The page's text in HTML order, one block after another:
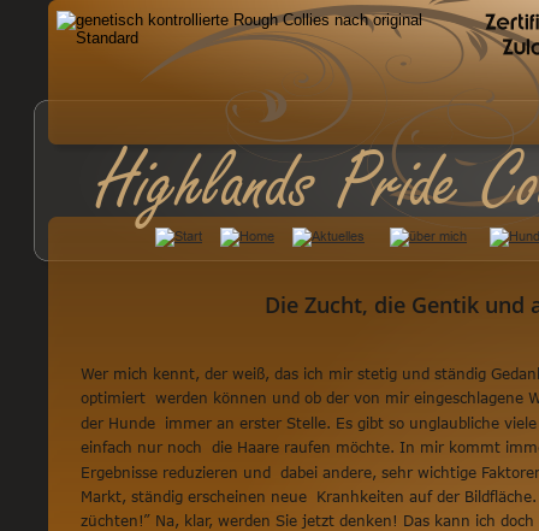
Wer mich kennt, der weiß, das ich mir stetig und ständig
optimiert  werden können und ob der von mir eingeschlagene
der Hunde  immer an erster Stelle. Es gibt so unglaubliche
einfach nur noch  die Haare raufen möchte. In mir kommt
Ergebnisse reduzieren und  dabei andere, sehr wichtige
Markt, ständig erscheinen neue  Kranhkeiten auf der
züchten!” Na, klar, werden Sie jetzt denken! Das kann ich
Die Zucht, die Gentik und
Highlands Pride